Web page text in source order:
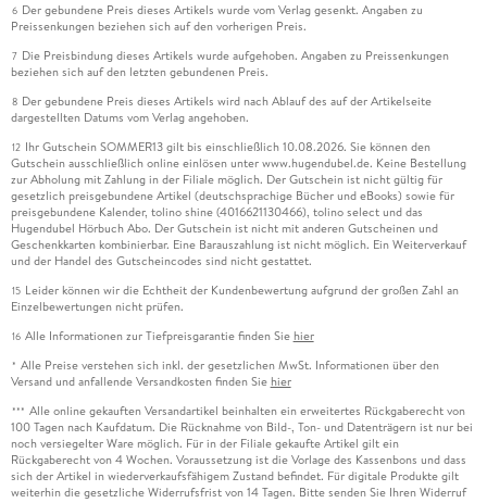
6 Der gebundene Preis dieses Artikels wurde vom Verlag gesenkt. Angaben zu
Preissenkungen beziehen sich auf den vorherigen Preis.
7 Die Preisbindung dieses Artikels wurde aufgehoben. Angaben zu Preissenkungen
beziehen sich auf den letzten gebundenen Preis.
8 Der gebundene Preis dieses Artikels wird nach Ablauf des auf der Artikelseite
dargestellten Datums vom Verlag angehoben.
12 Ihr Gutschein SOMMER13 gilt bis einschließlich 10.08.2026. Sie können den
Gutschein ausschließlich online einlösen unter www.hugendubel.de. Keine Bestellung
zur Abholung mit Zahlung in der Filiale möglich. Der Gutschein ist nicht gültig für
gesetzlich preisgebundene Artikel (deutschsprachige Bücher und eBooks) sowie für
preisgebundene Kalender, tolino shine (4016621130466), tolino select und das
Hugendubel Hörbuch Abo. Der Gutschein ist nicht mit anderen Gutscheinen und
Geschenkkarten kombinierbar. Eine Barauszahlung ist nicht möglich. Ein Weiterverkauf
und der Handel des Gutscheincodes sind nicht gestattet.
15 Leider können wir die Echtheit der Kundenbewertung aufgrund der großen Zahl an
Einzelbewertungen nicht prüfen.
16 Alle Informationen zur Tiefpreisgarantie finden Sie hier
* Alle Preise verstehen sich inkl. der gesetzlichen MwSt. Informationen über den
Versand und anfallende Versandkosten finden Sie hier
*** Alle online gekauften Versandartikel beinhalten ein erweitertes Rückgaberecht von
100 Tagen nach Kaufdatum. Die Rücknahme von Bild-, Ton- und Datenträgern ist nur bei
noch versiegelter Ware möglich. Für in der Filiale gekaufte Artikel gilt ein
Rückgaberecht von 4 Wochen. Voraussetzung ist die Vorlage des Kassenbons und dass
sich der Artikel in wiederverkaufsfähigem Zustand befindet. Für digitale Produkte gilt
weiterhin die gesetzliche Widerrufsfrist von 14 Tagen. Bitte senden Sie Ihren Widerruf